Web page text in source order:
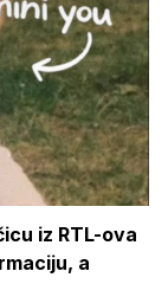
iz RTL-ova
a